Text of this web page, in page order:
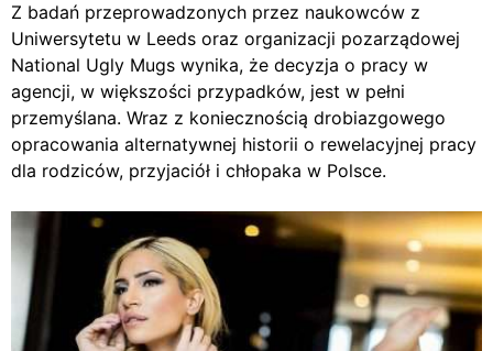
Z badań przeprowadzonych przez naukowców z
Uniwersytetu w Leeds oraz organizacji pozarządowej
National Ugly Mugs wynika, że decyzja o pracy w
agencji, w większości przypadków, jest w pełni
przemyślana. Wraz z koniecznością drobiazgowego
opracowania alternatywnej historii o rewelacyjnej pracy
dla rodziców, przyjaciół i chłopaka w Polsce.